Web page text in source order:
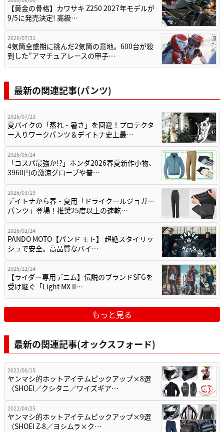
【黄金の骨格】カワサキ Z250 2027年モデルが
9/5に発売決定! 高級…
2026/07/31
4気筒全盛期に挑んだ2気筒の意地。600台が殺
到した”アマチュアレースの甲子…
最新の関連記事(パンツ)
2026/07/23
夏バイクの「蒸れ・暑さ」を回避！プロテクタ
ー入りワークパンツ＆デイトナ史上最…
2026/05/24
「コスパ最強か!?」ホンダ2026春夏新作小物、
3960円の激涼グローブや普…
2026/03/19
デイトナから春・夏用「ドライクールジョガー
パンツ」登場！推奨25度以上の速乾…
2026/02/24
PANDO MOTO【パンド モト】 超絶スタイリッ
シュで安全。高品質なバイ…
2025/12/14
【ライダー専用デニム】伝説のブランドSFGを
受け継ぐ「Light MX II…
もっと見る
最新の関連記事(オックスフォード)
2022/06/15
ヤンマシ的ホットアイテムピックアップ×8選
〈SHOEI／クシタニ／ワイズギア…
2022/04/25
ヤンマシ的ホットアイテムピックアップ×9選
〈SHOEI Z-8／ヨシムラ×ク…